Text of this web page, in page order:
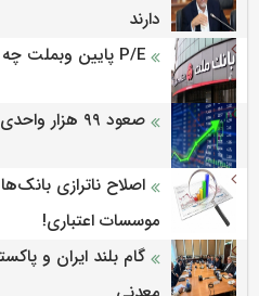
دارند
P/E پایین وبملت چه پیامی برای سهامداران دارد؟
صعود ۹۹ هزار واحدی شاخص بورس
اصلاح ناترازی
موسسات اعتباری!
گام بلند ایران و